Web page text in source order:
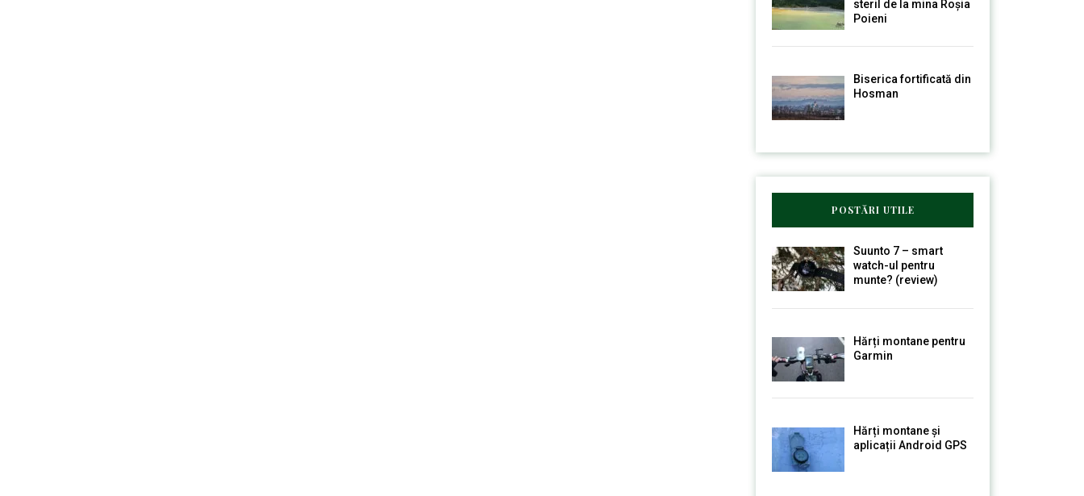
steril de la mina Roșia
Poieni
Biserica fortificată din
Hosman
POSTĂRI UTILE
Suunto 7 – smart
watch-ul pentru
munte? (review)
Hărți montane pentru
Garmin
Hărți montane și
aplicații Android GPS